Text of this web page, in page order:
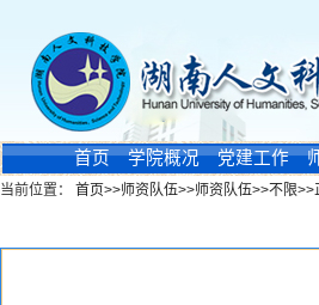
首页 学院概况 党建工作
当前位置： 首页>>师资队伍>>师资队伍>>不限>>